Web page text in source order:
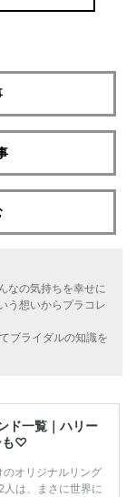
なの気持ちを幸せに
う想いからプラコレ
ブライダルの知識を
ド一覧｜ハリー
も♡
オリジナルリング
は、まさに世界に